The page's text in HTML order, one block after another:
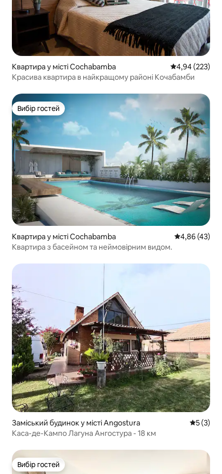
Квартира у місті Cochabamba Середня
4,94 (223)
Красива квартира в найкращому районі Кочабамби
Вибір гостей
Вибір гостей
Квартира у місті Cochabamba Середня
4,86 (43)
Квартира з басейном та неймовірним видом.
Заміський будинок у місті Angostura Середня
5 (3)
Каса-де-Кампо Лагуна Ангостура - 18 км
Вибір гостей
Вибір гостей